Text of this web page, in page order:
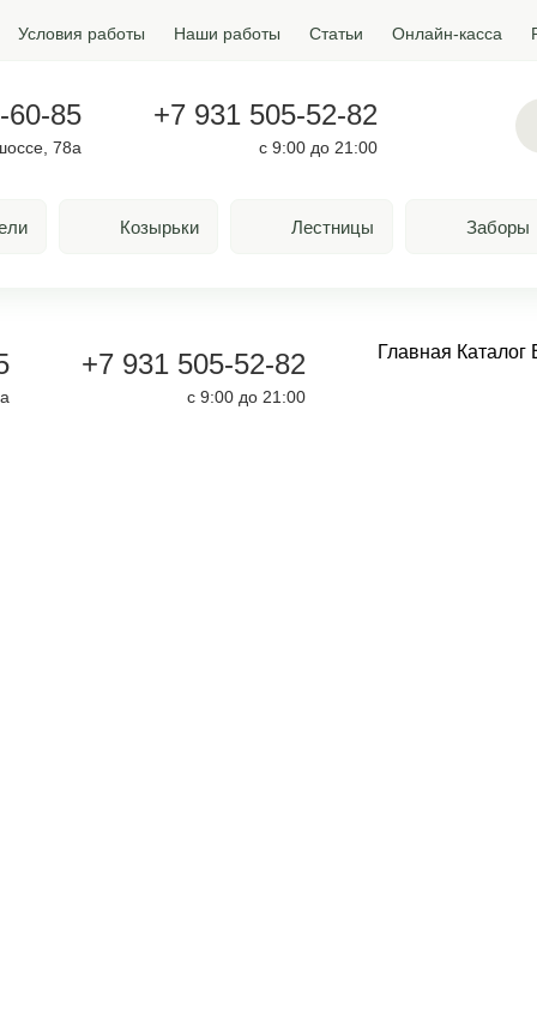
Условия работы Наши работы Статьи Онлайн-касса
60-85
78а
+7 931 505-52-82
с 9:00 до 21:00
Козырьки Лестницы Заборы
+7 931 505-52-82
с 9:00 до 21:00
Главная Каталог